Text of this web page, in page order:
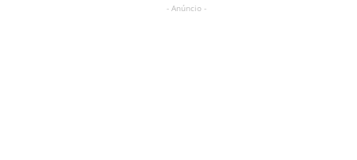
- Anúncio -